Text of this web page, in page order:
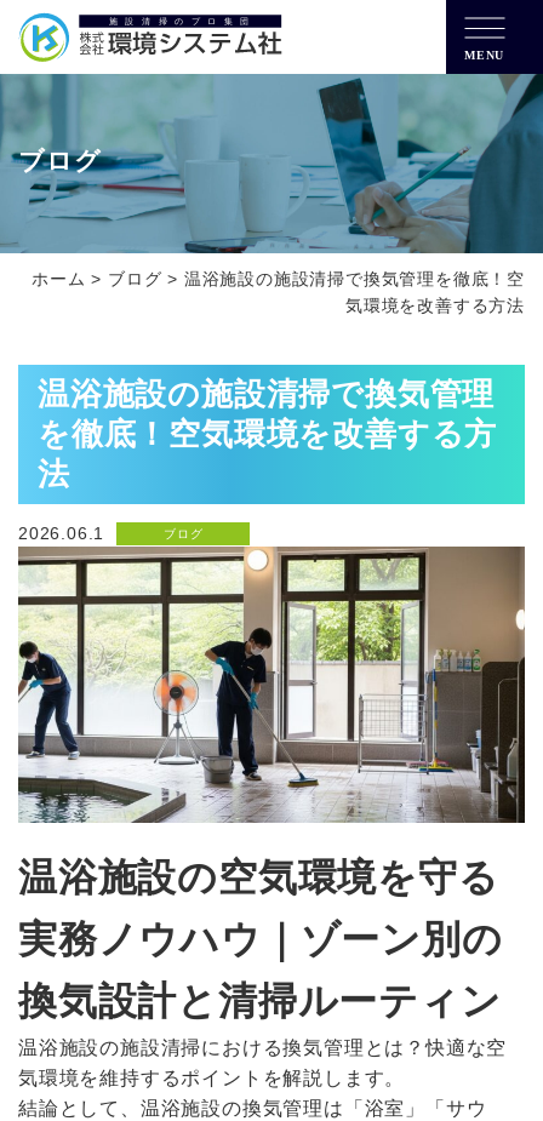
MENU
ブログ
ホーム > ブログ > 温浴施設の施設清掃で換気管理を徹底！空
気環境を改善する方法
温浴施設の施設清掃で換気管理
を徹底！空気環境を改善する方
法
2026.06.1 ブログ
温浴施設の空気環境を守る
実務ノウハウ｜ゾーン別の
換気設計と清掃ルーティン
温浴施設の施設清掃における換気管理とは？快適な空
気環境を維持するポイントを解説します。
結論として、温浴施設の換気管理は「浴室」「サウ